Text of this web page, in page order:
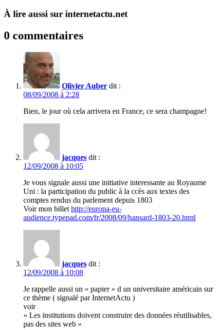
À lire aussi sur internetactu.net
0 commentaires
Olivier Auber dit :
08/09/2008 à 2:28
Bien, le jour où cela arrivera en France, ce sera champagne!
jacques dit :
12/09/2008 à 10:05
Je vous signale aussi une initiative interessante au Royaume
Uni : la participation du public à la ccès aux textes des
comptes rendus du parlement depuis 1803
Voir mon billet http://europa-eu-
audience.typepad.com/fr/2008/09/hansard-1803-20.html
jacques dit :
12/09/2008 à 10:08
Je rappelle aussi un « papier » d un universitaire américain sur
ce thème ( signalé par InternetActu )
voir
« Les institutions doivent construire des données réutilisables,
pas des sites web »